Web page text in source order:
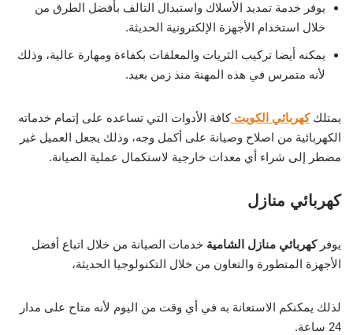
يوفر خدمة تمديد الأسلاك واستبدال التالف بأفضل الطرق من
خلال استخدام الأجهزة الإلكترونية الحديثة.
يمكنه أيضا تركيب الثريات والمعلقات بكفاءة ومهارة عالية، وذلك
لأنه متمرس في هذه المهنة منذ زمن بعيد.
يمتلك كهربائي الكويتكافة الأدوات التي تساعده على إتمام خدماته
الكهربائية من اصلاح وصيانة على أكمل وجه، وذلك يجعل العميل غير
مضطر إلى شراء أي معدات خارجية لاستكمال عملية الصيانة.
كهربائي منازل
يوفركهربائي منازل الشامية خدمات الصيانة من خلال اتباع أفضل
الأجهزة المتطورة والتعاون من خلال التكنولوجيا الحديثة،
لذلك يمكنكم الاستعانة به في أي وقت من اليوم لأنه متاح على مدار
24 ساعة.